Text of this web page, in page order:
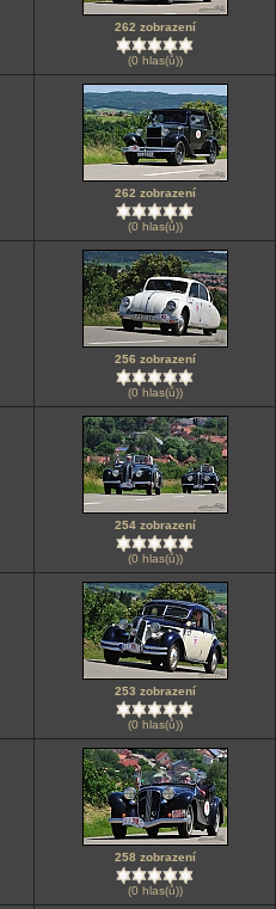
262 zobrazení
(0 hlas(ů))
262 zobrazení
(0 hlas(ů))
256 zobrazení
(0 hlas(ů))
254 zobrazení
(0 hlas(ů))
253 zobrazení
(0 hlas(ů))
258 zobrazení
(0 hlas(ů))